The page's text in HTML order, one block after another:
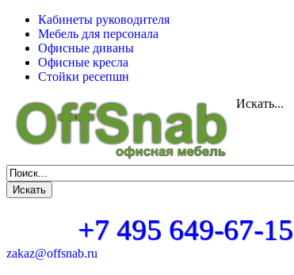
Кабинеты руководителя
Мебель для персонала
Офисные диваны
Офисные кресла
Стойки ресепшн
Искать...
+7 495 649-67-15
zakaz@offsnab.ru